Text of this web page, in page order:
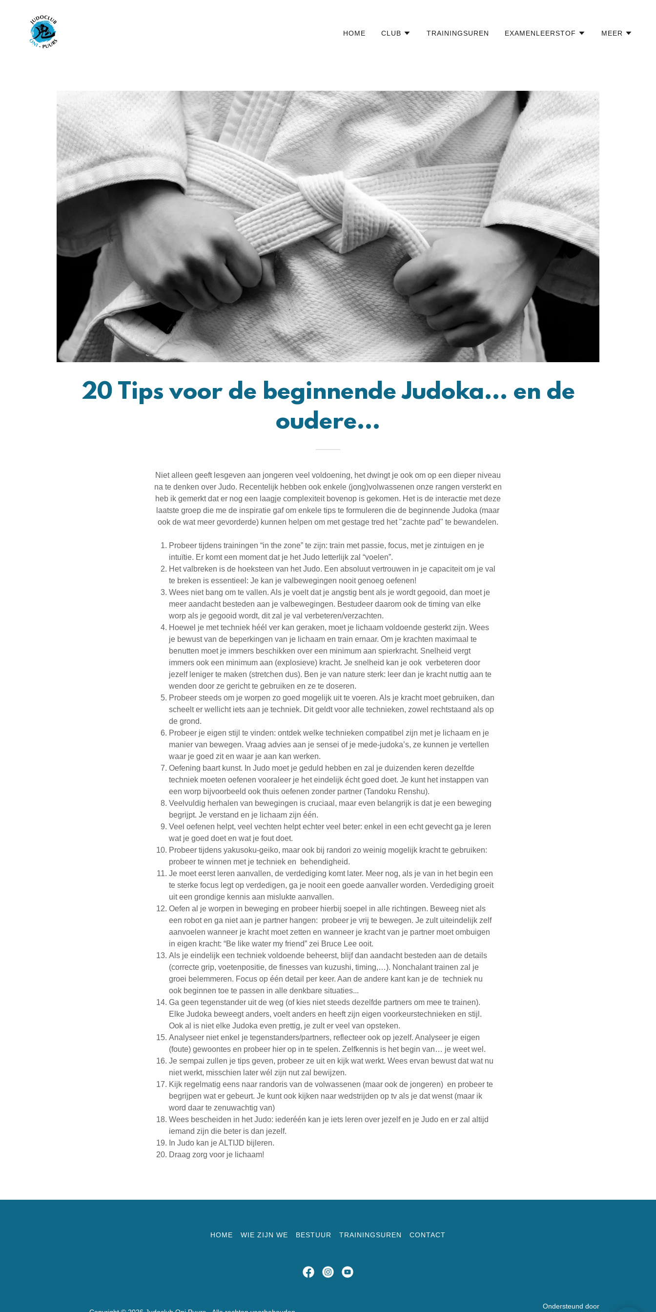
HOME CLUB TRAININGSUREN EXAMENLEERSTOF MEER
20 Tips voor de beginnende Judoka... en de
oudere...
Niet alleen geeft lesgeven aan jongeren veel voldoening, het dwingt je ook om op een dieper niveau
na te denken over Judo. Recentelijk hebben ook enkele (jong)volwassenen onze rangen versterkt en
heb ik gemerkt dat er nog een laagje complexiteit bovenop is gekomen. Het is de interactie met deze
laatste groep die me de inspiratie gaf om enkele tips te formuleren die de beginnende Judoka (maar
ook de wat meer gevorderde) kunnen helpen om met gestage tred het "zachte pad" te bewandelen.
Probeer tijdens trainingen “in the zone” te zijn: train met passie, focus, met je zintuigen en je
intuïtie. Er komt een moment dat je het Judo letterlijk zal “voelen”.
Het valbreken is de hoeksteen van het Judo. Een absoluut vertrouwen in je capaciteit om je val
te breken is essentieel: Je kan je valbewegingen nooit genoeg oefenen!
Wees niet bang om te vallen. Als je voelt dat je angstig bent als je wordt gegooid, dan moet je
meer aandacht besteden aan je valbewegingen. Bestudeer daarom ook de timing van elke
worp als je gegooid wordt, dit zal je val verbeteren/verzachten.
Hoewel je met techniek héél ver kan geraken, moet je lichaam voldoende gesterkt zijn. Wees
je bewust van de beperkingen van je lichaam en train ernaar. Om je krachten maximaal te
benutten moet je immers beschikken over een minimum aan spierkracht. Snelheid vergt
immers ook een minimum aan (explosieve) kracht. Je snelheid kan je ook verbeteren door
jezelf leniger te maken (stretchen dus). Ben je van nature sterk: leer dan je kracht nuttig aan te
wenden door ze gericht te gebruiken en ze te doseren.
Probeer steeds om je worpen zo goed mogelijk uit te voeren. Als je kracht moet gebruiken, dan
scheelt er wellicht iets aan je techniek. Dit geldt voor alle technieken, zowel rechtstaand als op
de grond.
Probeer je eigen stijl te vinden: ontdek welke technieken compatibel zijn met je lichaam en je
manier van bewegen. Vraag advies aan je sensei of je mede-judoka’s, ze kunnen je vertellen
waar je goed zit en waar je aan kan werken.
Oefening baart kunst. In Judo moet je geduld hebben en zal je duizenden keren dezelfde
techniek moeten oefenen vooraleer je het eindelijk écht goed doet. Je kunt het instappen van
een worp bijvoorbeeld ook thuis oefenen zonder partner (Tandoku Renshu).
Veelvuldig herhalen van bewegingen is cruciaal, maar even belangrijk is dat je een beweging
begrijpt. Je verstand en je lichaam zijn één.
Veel oefenen helpt, veel vechten helpt echter veel beter: enkel in een echt gevecht ga je leren
wat je goed doet en wat je fout doet.
Probeer tijdens yakusoku-geiko, maar ook bij randori zo weinig mogelijk kracht te gebruiken:
probeer te winnen met je techniek en behendigheid.
Je moet eerst leren aanvallen, de verdediging komt later. Meer nog, als je van in het begin een
te sterke focus legt op verdedigen, ga je nooit een goede aanvaller worden. Verdediging groeit
uit een grondige kennis aan mislukte aanvallen.
Oefen al je worpen in beweging en probeer hierbij soepel in alle richtingen. Beweeg niet als
een robot en ga niet aan je partner hangen: probeer je vrij te bewegen. Je zult uiteindelijk zelf
aanvoelen wanneer je kracht moet zetten en wanneer je kracht van je partner moet ombuigen
in eigen kracht: “Be like water my friend” zei Bruce Lee ooit.
Als je eindelijk een techniek voldoende beheerst, blijf dan aandacht besteden aan de details
(correcte grip, voetenpositie, de finesses van kuzushi, timing,…). Nonchalant trainen zal je
groei belemmeren. Focus op één detail per keer. Aan de andere kant kan je de techniek nu
ook beginnen toe te passen in alle denkbare situaties...
Ga geen tegenstander uit de weg (of kies niet steeds dezelfde partners om mee te trainen).
Elke Judoka beweegt anders, voelt anders en heeft zijn eigen voorkeurstechnieken en stijl.
Ook al is niet elke Judoka even prettig, je zult er veel van opsteken.
Analyseer niet enkel je tegenstanders/partners, reflecteer ook op jezelf. Analyseer je eigen
(foute) gewoontes en probeer hier op in te spelen. Zelfkennis is het begin van… je weet wel.
Je sempai zullen je tips geven, probeer ze uit en kijk wat werkt. Wees ervan bewust dat wat nu
niet werkt, misschien later wél zijn nut zal bewijzen.
Kijk regelmatig eens naar randoris van de volwassenen (maar ook de jongeren) en probeer te
begrijpen wat er gebeurt. Je kunt ook kijken naar wedstrijden op tv als je dat wenst (maar ik
word daar te zenuwachtig van)
Wees bescheiden in het Judo: iederéén kan je iets leren over jezelf en je Judo en er zal altijd
iemand zijn die beter is dan jezelf.
In Judo kan je ALTIJD bijleren.
Draag zorg voor je lichaam!
HOME WIE ZIJN WE BESTUUR TRAININGSUREN CONTACT
Ondersteund door